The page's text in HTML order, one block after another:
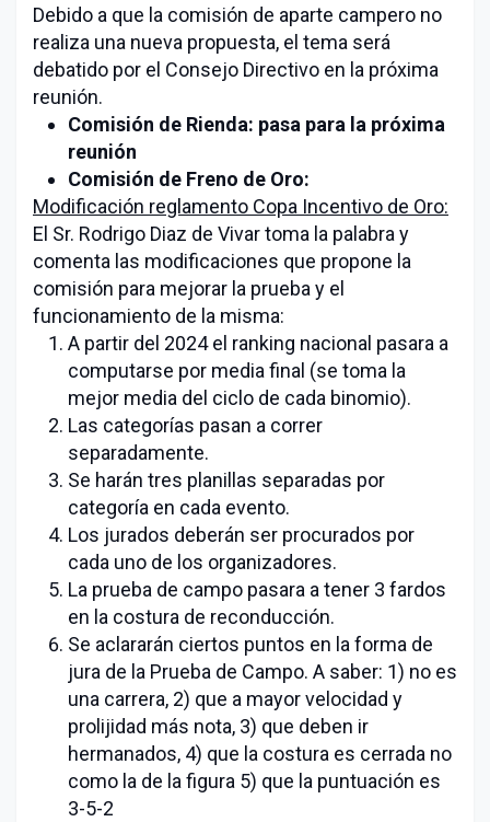
Debido a que la comisión de aparte campero no
realiza una nueva propuesta, el tema será
debatido por el Consejo Directivo en la próxima
reunión.
Comisión de Rienda: pasa para la próxima
reunión
Comisión de Freno de Oro:
Modificación reglamento Copa Incentivo de Oro:
El Sr. Rodrigo Diaz de Vivar toma la palabra y
comenta las modificaciones que propone la
comisión para mejorar la prueba y el
funcionamiento de la misma:
A partir del 2024 el ranking nacional pasara a
computarse por media final (se toma la
mejor media del ciclo de cada binomio).
Las categorías pasan a correr
separadamente.
Se harán tres planillas separadas por
categoría en cada evento.
Los jurados deberán ser procurados por
cada uno de los organizadores.
La prueba de campo pasara a tener 3 fardos
en la costura de reconducción.
Se aclararán ciertos puntos en la forma de
jura de la Prueba de Campo. A saber: 1) no es
una carrera, 2) que a mayor velocidad y
prolijidad más nota, 3) que deben ir
hermanados, 4) que la costura es cerrada no
como la de la figura 5) que la puntuación es
3-5-2